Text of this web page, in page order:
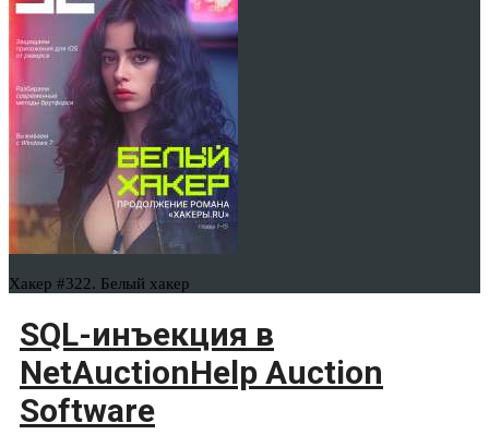
Хакер #322. Белый хакер
SQL-инъекция в
NetAuctionHelp Auction
Software